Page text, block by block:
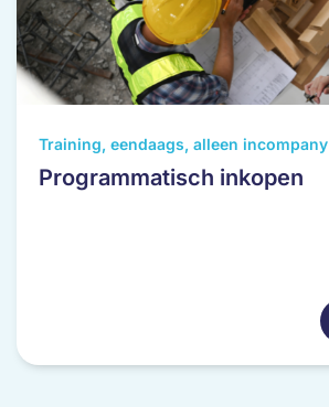
Training, eendaags, alleen incompany
Programmatisch inkopen